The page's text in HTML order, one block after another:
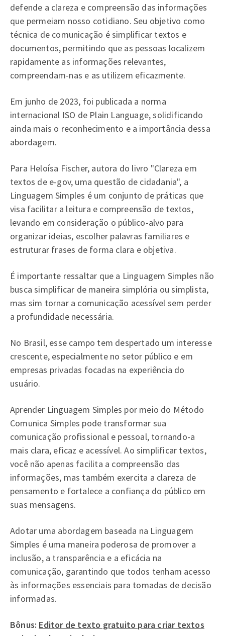
defende a clareza e compreensão das informações
que permeiam nosso cotidiano. Seu objetivo como
técnica de comunicação é simplificar textos e
documentos, permitindo que as pessoas localizem
rapidamente as informações relevantes,
compreendam-nas e as utilizem eficazmente.
Em junho de 2023, foi publicada a norma
internacional ISO de Plain Language, solidificando
ainda mais o reconhecimento e a importância dessa
abordagem.
Para Heloísa Fischer, autora do livro "Clareza em
textos de e-gov, uma questão de cidadania", a
Linguagem Simples é um conjunto de práticas que
visa facilitar a leitura e compreensão de textos,
levando em consideração o público-alvo para
organizar ideias, escolher palavras familiares e
estruturar frases de forma clara e objetiva.
É importante ressaltar que a Linguagem Simples não
busca simplificar de maneira simplória ou simplista,
mas sim tornar a comunicação acessível sem perder
a profundidade necessária.
No Brasil, esse campo tem despertado um interesse
crescente, especialmente no setor público e em
empresas privadas focadas na experiência do
usuário.
Aprender Linguagem Simples por meio do Método
Comunica Simples pode transformar sua
comunicação profissional e pessoal, tornando-a
mais clara, eficaz e acessível. Ao simplificar textos,
você não apenas facilita a compreensão das
informações, mas também exercita a clareza de
pensamento e fortalece a confiança do público em
suas mensagens.
Adotar uma abordagem baseada na Linguagem
Simples é uma maneira poderosa de promover a
inclusão, a transparência e a eficácia na
comunicação, garantindo que todos tenham acesso
às informações essenciais para tomadas de decisão
informadas.
Bônus: Editor de texto gratuito para criar textos